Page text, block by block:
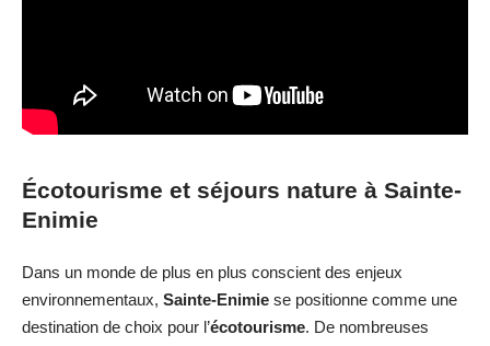
Écotourisme et séjours nature à Sainte-
Enimie
Dans un monde de plus en plus conscient des enjeux
environnementaux, Sainte-Enimie se positionne comme une
destination de choix pour l’écotourisme. De nombreuses